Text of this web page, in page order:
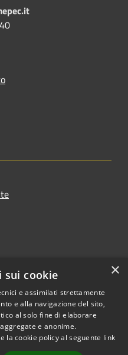
Copyright © 2026 • Comune di
Martirano • Powered by
×
sui cookie
e assimilati strettamente
e alla navigazione del sito,
al solo fine di elaborare
e anonime.
la cookie policy al seguente link